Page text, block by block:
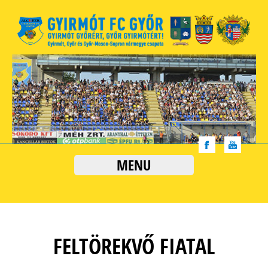
MENU
FELTÖREKVŐ FIATAL